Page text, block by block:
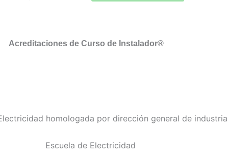
Acreditaciones de Curso de Instalador®